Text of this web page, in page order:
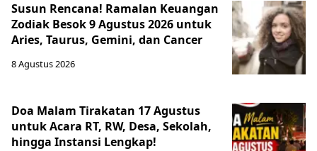
Susun Rencana! Ramalan Keuangan
Zodiak Besok 9 Agustus 2026 untuk
Aries, Taurus, Gemini, dan Cancer
8 Agustus 2026
Doa Malam Tirakatan 17 Agustus
untuk Acara RT, RW, Desa, Sekolah,
hingga Instansi Lengkap!